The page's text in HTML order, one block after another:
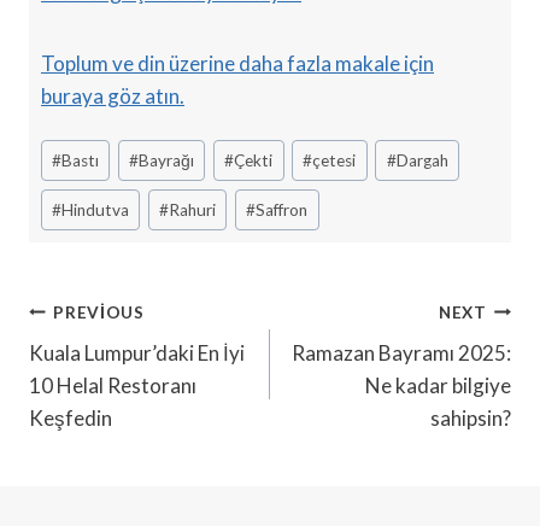
Toplum ve din üzerine daha fazla makale için
buraya göz atın.
Post
Tags:
#Bastı #Bayrağı #Çekti #çetesi #Dargah
#Hindutva #Rahuri #Saffron
Yazı
Gezinmesi
PREVIOUS
Kuala Lumpur’daki En İyi
10 Helal Restoranı
Keşfedin
NEXT
Ramazan Bayramı 2025:
Ne kadar bilgiye
sahipsin?